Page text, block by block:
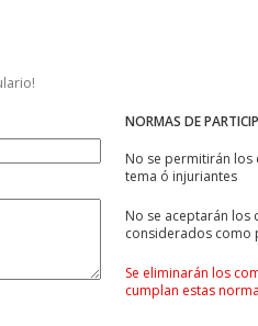
NORMAS DE
No se permitirán
tema ó injuriantes
No se aceptarán los
considerados como
Se eliminarán los
cumplan estas